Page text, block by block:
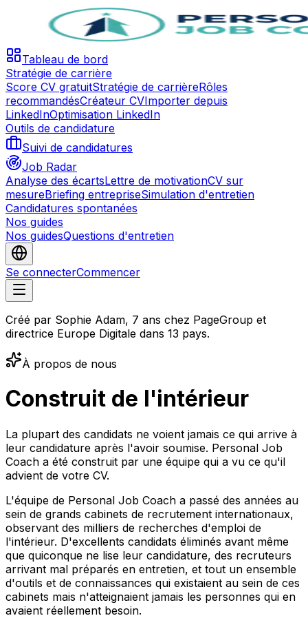
Tableau de bord
Stratégie de carrière
Score CV gratuitStratégie de carrièreRôles
recommandésCréateur CVImporter depuis
LinkedInOptimisation LinkedIn
Outils de candidature
Suivi de candidatures
Job Radar
Analyse des écartsLettre de motivationCV sur
mesureBriefing entrepriseSimulation d'entretien
Candidatures spontanées
Nos guides
Nos guidesQuestions d'entretien
Se connecterCommencer
Créé par Sophie Adam, 7 ans chez PageGroup et
directrice Europe Digitale dans 13 pays.
À propos de nous
Construit de l'intérieur
La plupart des candidats ne voient jamais ce qui arrive à
leur candidature après l'avoir soumise. Personal Job
Coach a été construit par une équipe qui a vu ce qu'il
advient de votre CV.
L'équipe de Personal Job Coach a passé des années au
sein de grands cabinets de recrutement internationaux,
observant des milliers de recherches d'emploi de
l'intérieur. D'excellents candidats éliminés avant même
que quiconque ne lise leur candidature, des recruteurs
arrivant mal préparés en entretien, et tout un ensemble
d'outils et de connaissances qui existaient au sein de ces
cabinets mais n'atteignaient jamais les personnes qui en
avaient réellement besoin.